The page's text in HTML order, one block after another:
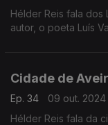
Hélder Reis fala dos
autor, o poeta Luís
Cidade de
Ep. 34
09 out. 2024
Hélder Reis fala da